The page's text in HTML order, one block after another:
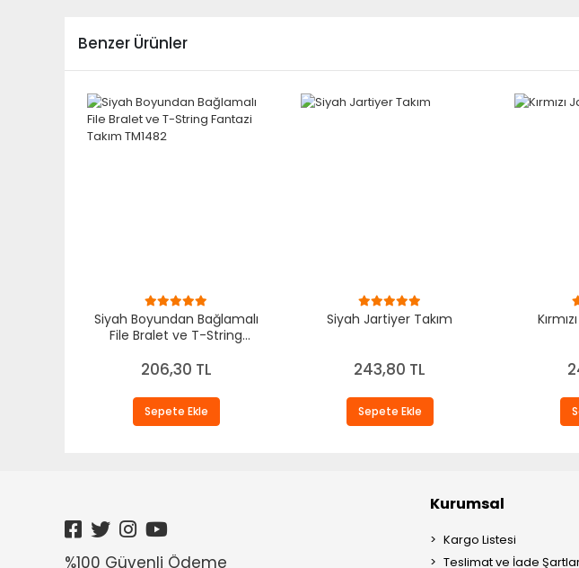
Benzer Ürünler
Siyah Boyundan Bağlamalı
File Bralet ve T-String
206,30 TL
Sepete Ekle
Siyah Jartiyer Takım
243,80 TL
Sepete Ekle
%100 Güvenli Ödeme
Kurumsal
Kargo Listesi
Teslimat ve İade